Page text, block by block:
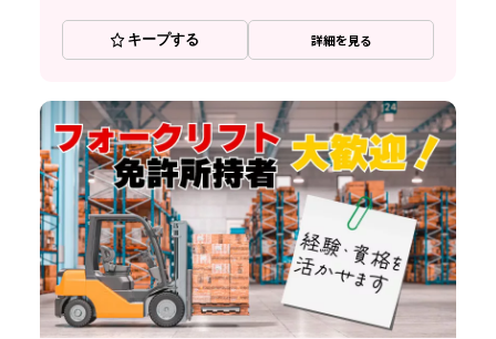
キープする 詳細を見る